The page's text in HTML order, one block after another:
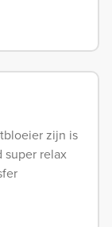
zijn is
relax